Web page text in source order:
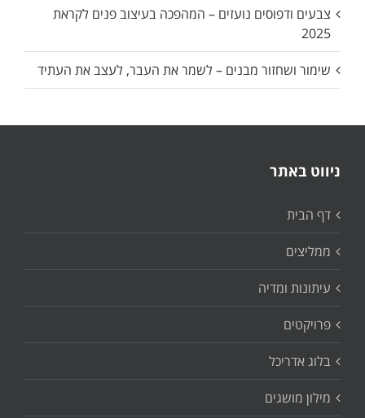
צבעים ודפוסים נועזים – המהפכה בעיצוב פנים לקראת
2025
שימור ושחזור מבנים – לשמר את העבר, לעצב את העתיד
ניווט באתר
דף הבית
ממליצים
עיתונות ומדיה
פרויקטים
בלוג אדריכל
מילון מושגים